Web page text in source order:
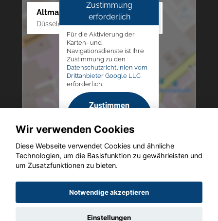
Altmann Autoland
Düsseldorfer Str. 69 - 79, 42781 Haan
Zustimmung
erforderlich
Für die Aktivierung der
Karten- und
Navigationsdienste ist Ihre
Zustimmung zu den
Datenschutzrichtlinien vom
Drittanbieter Google LLC
erforderlich.
Zustimmen
aktivieren
Copyright © 2026. Altmann Autoland
Wir verwenden Cookies
Diese Webseite verwendet Cookies und ähnliche
Technologien, um die Basisfunktion zu gewährleisten und
um Zusatzfunktionen zu bieten.
Notwendige akzeptieren
Einstellungen